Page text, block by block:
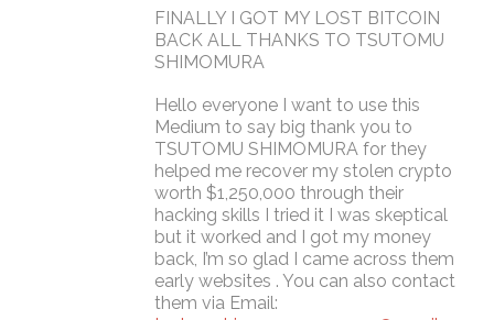
FINALLY I GOT MY LOST BITCOIN
BACK ALL THANKS TO TSUTOMU
SHIMOMURA
Hello everyone I want to use this
Medium to say big thank you to
TSUTOMU SHIMOMURA for they
helped me recover my stolen crypto
worth $1,250,000 through their
hacking skills I tried it I was skeptical
but it worked and I got my money
back, I’m so glad I came across them
early websites . You can also contact
them via Email: